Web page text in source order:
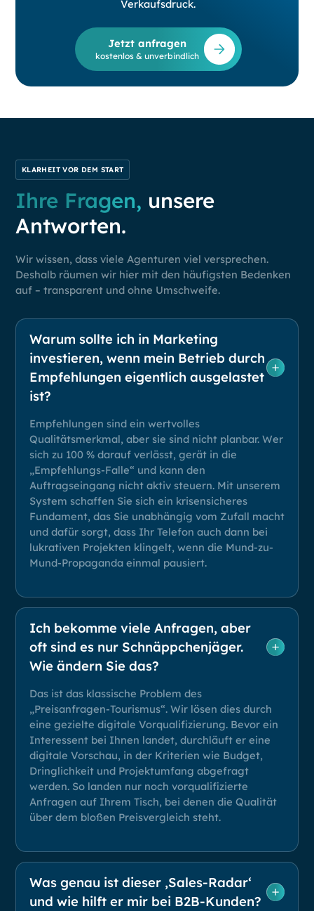
Verkaufsdruck.
Jetzt anfragen
kostenlos & unverbindlich
KLARHEIT VOR DEM START
Ihre Fragen, unsere
Antworten.
Wir wissen, dass viele Agenturen viel versprechen.
Deshalb räumen wir hier mit den häufigsten Bedenken
auf – transparent und ohne Umschweife.
Warum sollte ich in Marketing
investieren, wenn mein Betrieb durch
Empfehlungen eigentlich ausgelastet
ist?
Empfehlungen sind ein wertvolles
Qualitätsmerkmal, aber sie sind nicht planbar. Wer
sich zu 100 % darauf verlässt, gerät in die
„Empfehlungs-Falle“ und kann den
Auftragseingang nicht aktiv steuern. Mit unserem
System schaffen Sie sich ein krisensicheres
Fundament, das Sie unabhängig vom Zufall macht
und dafür sorgt, dass Ihr Telefon auch dann bei
lukrativen Projekten klingelt, wenn die Mund-zu-
Mund-Propaganda einmal pausiert.
Ich bekomme viele Anfragen, aber
oft sind es nur Schnäppchenjäger.
Wie ändern Sie das?
Das ist das klassische Problem des
„Preisanfragen-Tourismus“. Wir lösen dies durch
eine gezielte digitale Vorqualifizierung. Bevor ein
Interessent bei Ihnen landet, durchläuft er eine
digitale Vorschau, in der Kriterien wie Budget,
Dringlichkeit und Projektumfang abgefragt
werden. So landen nur noch vorqualifizierte
Anfragen auf Ihrem Tisch, bei denen die Qualität
über dem bloßen Preisvergleich steht.
Was genau ist dieser ‚Sales-Radar‘
und wie hilft er mir bei B2B-Kunden?